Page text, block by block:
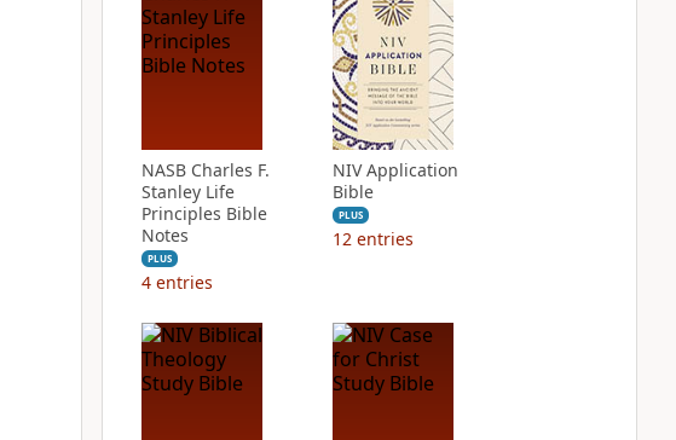
NASB Charles F.
Stanley Life
Principles Bible
Notes
PLUS
4 entries
NIV Application
Bible
PLUS
12 entries